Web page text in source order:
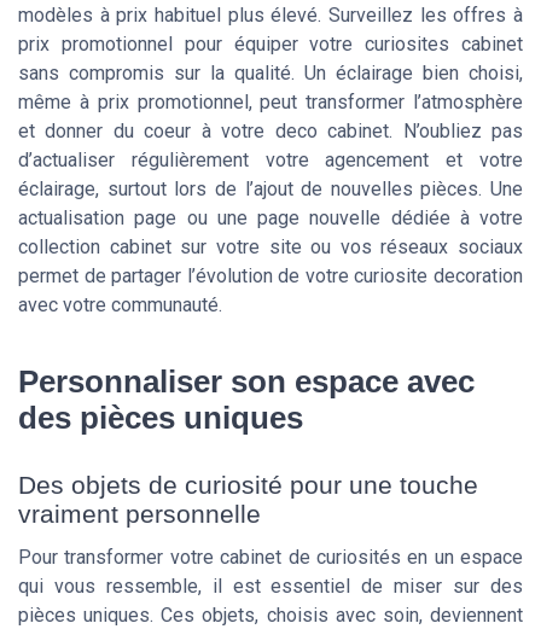
modèles à prix habituel plus élevé. Surveillez les offres à
prix promotionnel pour équiper votre curiosites cabinet
sans compromis sur la qualité. Un éclairage bien choisi,
même à prix promotionnel, peut transformer l’atmosphère
et donner du coeur à votre deco cabinet. N’oubliez pas
d’actualiser régulièrement votre agencement et votre
éclairage, surtout lors de l’ajout de nouvelles pièces. Une
actualisation page ou une page nouvelle dédiée à votre
collection cabinet sur votre site ou vos réseaux sociaux
permet de partager l’évolution de votre curiosite decoration
avec votre communauté.
Personnaliser son espace avec
des pièces uniques
Des objets de curiosité pour une touche
vraiment personnelle
Pour transformer votre cabinet de curiosités en un espace
qui vous ressemble, il est essentiel de miser sur des
pièces uniques. Ces objets, choisis avec soin, deviennent